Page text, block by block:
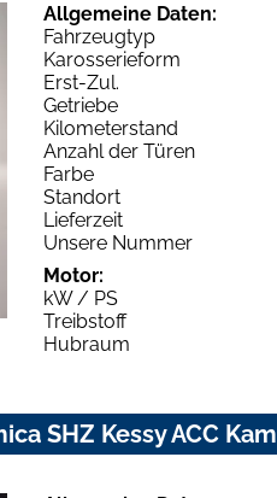
Allgemeine Daten:
Fahrzeugtyp
Karosserieform
Erst-Zul.
Getriebe
Kilometerstand
Anzahl der Türen
Farbe
Standort
Lieferzeit
Unsere Nummer
Motor:
kW / PS
Treibstoff
Hubraum
SHZ Kessy ACC Kam